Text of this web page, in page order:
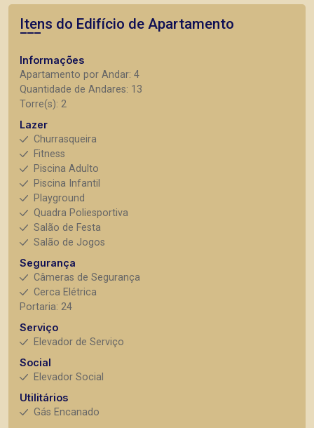
Itens do Edifício de Apartamento
Informações
Apartamento por Andar: 4
Quantidade de Andares: 13
Torre(s): 2
Lazer
Churrasqueira
Fitness
Piscina Adulto
Piscina Infantil
Playground
Quadra Poliesportiva
Salão de Festa
Salão de Jogos
Segurança
Câmeras de Segurança
Cerca Elétrica
Portaria: 24
Serviço
Elevador de Serviço
Social
Elevador Social
Utilitários
Gás Encanado